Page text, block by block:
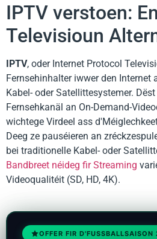
IPTV verstoen:
Televisioun
IPTV, oder Internet Protocol
Fernsehinhalter iwwer den
Kabel- oder Satellittesystemer.
Fernsehkanäl an On-Demand-
wichtege Virdeel ass
Deeg ze pauséieren an
bei traditionelle Kabel- oder
Bandbreet néideg fir Streaming
Videoqualitéit (SD, HD, 4K).
OFFER FIR